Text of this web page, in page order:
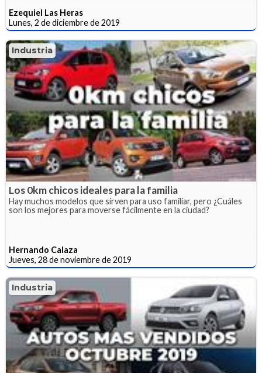
Ezequiel Las Heras
Lunes, 2 de diciembre de 2019
Industria
Los 0km chicos ideales para la familia
Hay muchos modelos que sirven para uso familiar, pero ¿Cuáles
son los mejores para moverse fácilmente en la ciudad?
Hernando Calaza
Jueves, 28 de noviembre de 2019
Industria